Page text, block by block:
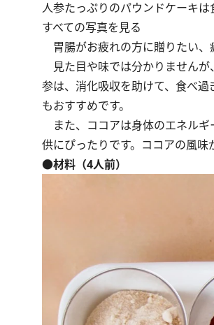
人参たっぷりのパウンドケーキは
すべての写真を見る
胃腸がお疲れの方に贈りたい、
見た目や味では分かりませんが
参は、消化吸収を助けて、食べ
もおすすめです。
また、ココアは身体のエネルギ
供にぴったりです。ココアの風
●材料（4人前）